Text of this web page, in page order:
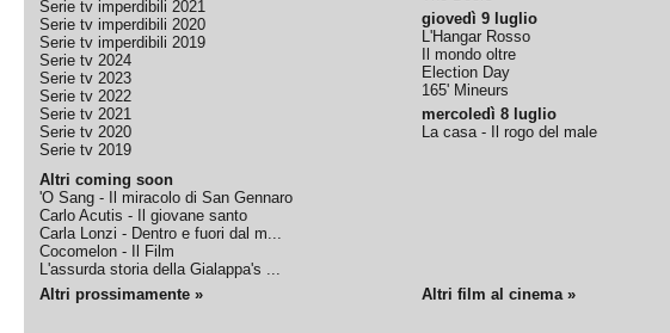
Serie tv imperdibili 2021
Serie tv imperdibili 2020
Serie tv imperdibili 2019
Serie tv 2024
Serie tv 2023
Serie tv 2022
Serie tv 2021
Serie tv 2020
Serie tv 2019
Altri coming soon
'O Sang - Il miracolo di San Gennaro
Carlo Acutis - Il giovane santo
Carla Lonzi - Dentro e fuori dal m...
Cocomelon - Il Film
L'assurda storia della Gialappa's ...
giovedì 9 luglio
L'Hangar Rosso
Il mondo oltre
Election Day
165' Mineurs
mercoledì 8 luglio
La casa - Il rogo del male
Altri prossimamente » Altri film al cinema »